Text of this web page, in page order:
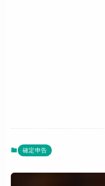
確定申告